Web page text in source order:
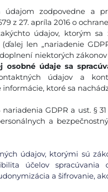
údajom zodpovedne a
z 27. apríla 2016 o
údajov, ktorým sa
len „nariadenie
niektorých zákonov
osobné údaje sa
údajov a
ktoré sa
GDPR a ust. §
a
údajov, ktorými sú
účelov spracúvania
a šifrovanie,